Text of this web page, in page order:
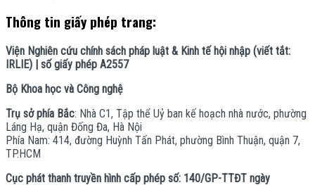
Thông tin giấy phép trang:
Viện Nghiên cứu chính sách pháp luật & Kinh tế hội nhập (viết tắt:
IRLIE) | số giấy phép A2557
Bộ Khoa học và Công nghệ
Trụ sở phía Bắc: Nhà C1, Tập thể Uỷ ban kế hoạch nhà nước, phường
Láng Hạ, quận Đống Đa, Hà Nội
Phía Nam: 414, đường Huỳnh Tấn Phát, phường Bình Thuận, quận 7,
TP.HCM
Cục phát thanh truyền hình cấp phép số: 140/GP-TTĐT ngày